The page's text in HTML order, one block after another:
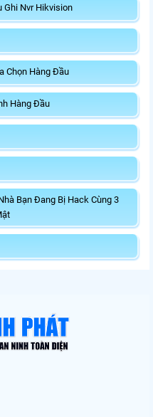
Ghi Nvr Hikvision
Chọn Hàng Đầu
Hàng Đầu
Bạn Đang Bị Hack Cùng 3